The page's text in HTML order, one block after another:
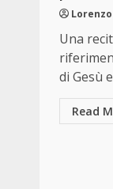
Una
di Gesù
Read